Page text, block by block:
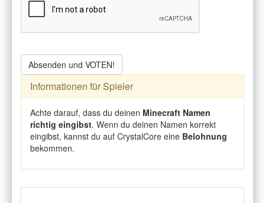
Absenden und VOTEN!
Informationen für Spieler
Achte darauf, dass du deinen Minecraft Namen
richtig eingibst. Wenn du deinen Namen korrekt
eingibst, kannst du auf CrystalCore eine Belohnung
bekommen.